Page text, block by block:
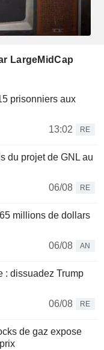
LargeMidCap
prisonniers aux
13:02
RE
du projet de GNL au
06/08
RE
millions de dollars
06/08
AN
: dissuadez Trump
06/08
RE
de gaz expose